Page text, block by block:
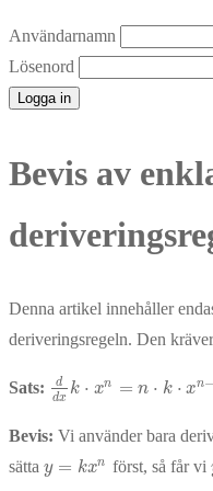
Användarnamn
Lösenord
Bevis av
Denna artikel innehåller
deriveringsregeln. Den
Sats:
d
dx k ⋅ xn = n ⋅ k ⋅ xn−
ddxk ⋅ xn= n⋅k⋅x n − 1
Bevis: Vi använder bara
sätta y = kxn
y=k xn först, så får vi